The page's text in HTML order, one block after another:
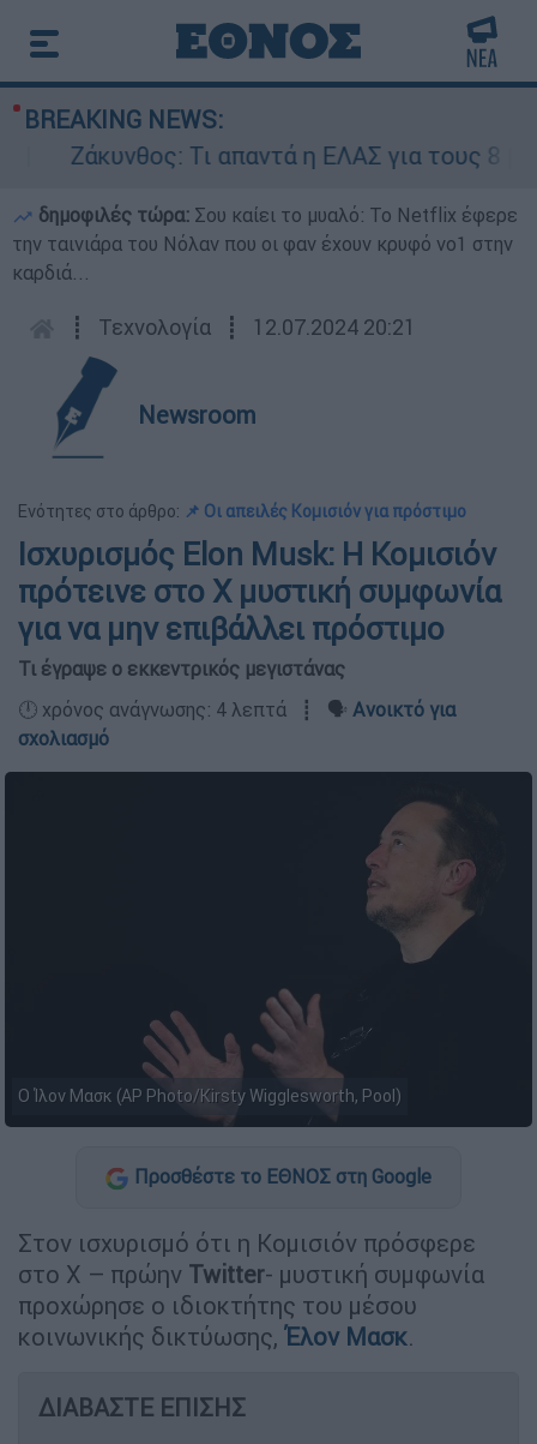
BREAKING NEWS:
Ζάκυνθος: Τι απαντά η ΕΛΑΣ για τους 8
δημοφιλές τώρα: Σου καίει το μυαλό: Το Netflix έφερε
την ταινιάρα του Νόλαν που οι φαν έχουν κρυφό νο1 στην
καρδιά...
┋ Τεχνολογία ┋ 12.07.2024 20:21
Newsroom
Ενότητες στο άρθρο: 📌 Οι απειλές Κομισιόν για πρόστιμο
Ισχυρισμός Elon Musk: Η Κομισιόν
πρότεινε στο Χ μυστική συμφωνία
για να μην επιβάλλει πρόστιμο
Τι έγραψε ο εκκεντρικός μεγιστάνας
🕛 χρόνος ανάγνωσης: 4 λεπτά ┋ 🗣️ Ανοικτό για
σχολιασμό
Ο Ίλον Μασκ (AP Photo/Kirsty Wigglesworth, Pool)
Προσθέστε το ΕΘΝΟΣ στη Google
Στον ισχυρισμό ότι η Κομισιόν πρόσφερε
στο Χ – πρώην Twitter- μυστική συμφωνία
προχώρησε ο ιδιοκτήτης του μέσου
κοινωνικής δικτύωσης, Έλον Μασκ.
ΔΙΑΒΑΣΤΕ ΕΠΙΣΗΣ